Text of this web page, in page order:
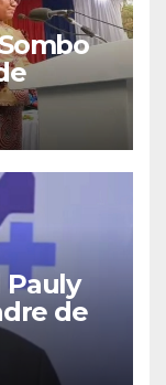
de
Pauly
de